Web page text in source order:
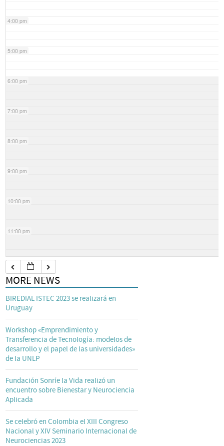
4:00 pm
5:00 pm
6:00 pm
7:00 pm
8:00 pm
9:00 pm
10:00 pm
11:00 pm
MORE NEWS
BIREDIAL ISTEC 2023 se realizará en
Uruguay
Workshop «Emprendimiento y
Transferencia de Tecnología: modelos de
desarrollo y el papel de las universidades»
de la UNLP
Fundación Sonríe la Vida realizó un
encuentro sobre Bienestar y Neurociencia
Aplicada
Se celebró en Colombia el XIII Congreso
Nacional y XIV Seminario Internacional de
Neurociencias 2023